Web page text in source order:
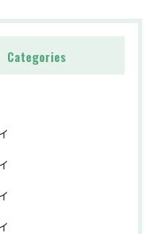
Categories